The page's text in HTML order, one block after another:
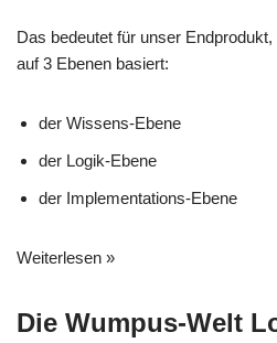
Das bedeutet für unser
auf 3 Ebenen basiert:
der Wissens-Ebene
der Logik-Ebene
der Implementations-Ebene
Weiterlesen »
Die Wumpus-Welt